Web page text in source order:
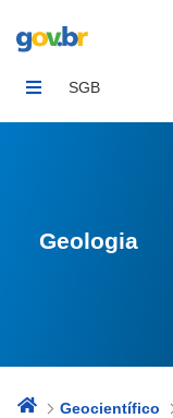
SGB
Geologia
Geocientífico